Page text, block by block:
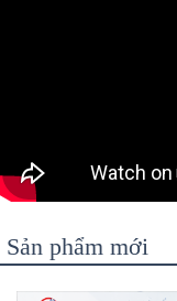
Sản phẩm mới